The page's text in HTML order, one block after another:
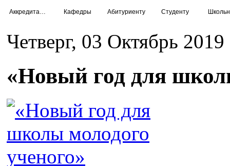
Кафедры Абитуриенту Студенту
Четверг, 03 Октябрь
«Новый год для